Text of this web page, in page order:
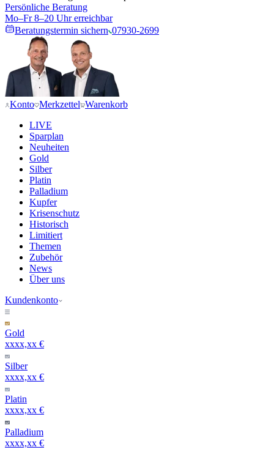
Persönliche Beratung
Mo–Fr 8–20 Uhr erreichbar
Beratungstermin sichern 07930-2699
Konto Merkzettel Warenkorb
LIVE
Sparplan
Neuheiten
Gold
Silber
Platin
Palladium
Kupfer
Krisenschutz
Historisch
Limitiert
Themen
Zubehör
News
Über uns
Kundenkonto
Gold
xxxx,xx €
Silber
xxxx,xx €
Platin
xxxx,xx €
Palladium
xxxx,xx €